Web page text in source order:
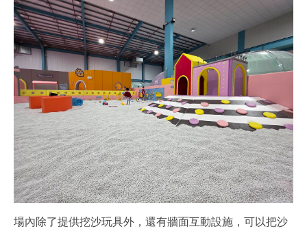
場內除了提供挖沙玩具外，還有牆面互動設施，可以把沙